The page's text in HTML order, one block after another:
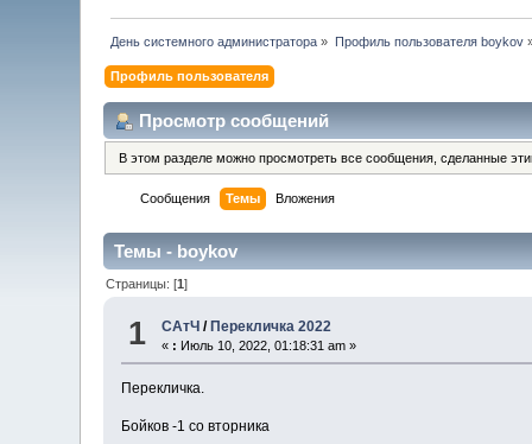
День системного администратора » Профиль пользователя boykov
Профиль пользователя
Просмотр сообщений
В этом разделе можно просмотреть все сообщения, сделанные
Сообщения Темы Вложения
Темы - boykov
Страницы: [1]
1 САтЧ / Перекличка 2022
« : Июль 10, 2022, 01:18:31 am »
Перекличка.
Бойков -1 со вторника